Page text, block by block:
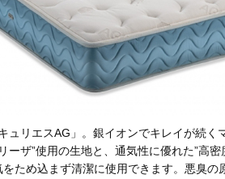
ュリエスAG」。銀イオンでキレイが続く
ーザ”使用の生地と、通気性に優れた”高密
をため込まず清潔に使用できます。悪臭の